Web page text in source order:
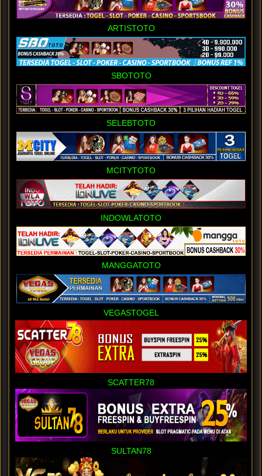
ARTISTOTO
SBOTOTO
SELEBTOTO
MCITYTOTO
INDOWLATOTO
MANGGATOTO
VEGASTOGEL
SCATTER78
SULTAN78